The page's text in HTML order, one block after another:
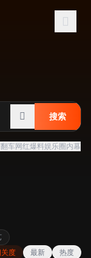
搜索
车网红爆料娱乐圈内幕
度 最新 热度